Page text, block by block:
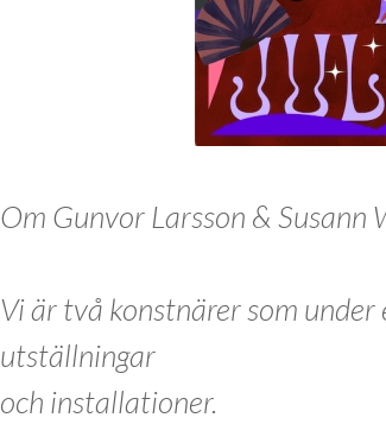
Om Gunvor Larsson & Susann
Vi är två konstnärer som
utställningar
och installationer.